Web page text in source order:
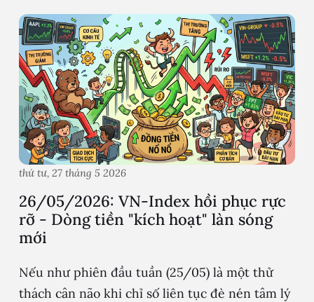
thứ tư, 27 tháng 5 2026
26/05/2026: VN-Index hồi phục rực
rỡ - Dòng tiền "kích hoạt" làn sóng
mới
Nếu như phiên đầu tuần (25/05) là một thử
thách cân não khi chỉ số liên tục đè nén tâm lý